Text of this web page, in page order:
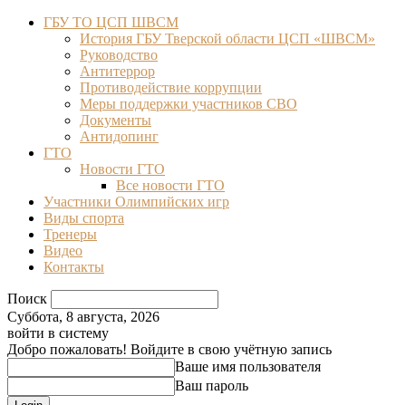
ГБУ ТО ЦСП ШВСМ
История ГБУ Тверской области ЦСП «ШВСМ»
Руководство
Антитеррор
Противодействие коррупции
Меры поддержки участников СВО
Документы
Антидопинг
ГТО
Новости ГТО
Все новости ГТО
Участники Олимпийских игр
Виды спорта
Тренеры
Видео
Контакты
Поиск
Суббота, 8 августа, 2026
войти в систему
Добро пожаловать! Войдите в свою учётную запись
Ваше имя пользователя
Ваш пароль